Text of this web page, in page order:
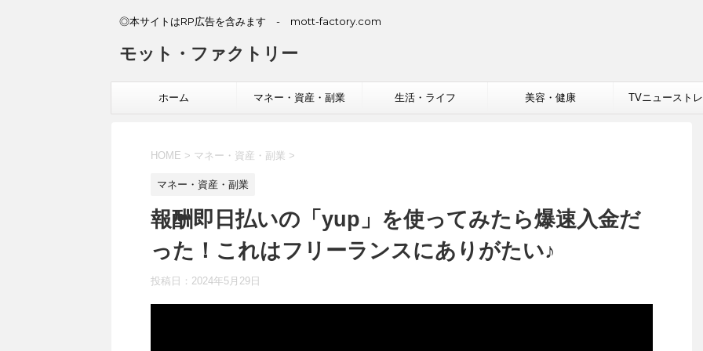
◎本サイトはRP広告を含みます - mott-factory.com
モット・ファクトリー
ホーム マネー・資産・副業 生活・ライフ 美容・健康 TVニュースト
HOME > マネー・資産・副業 >
マネー・資産・副業
報酬即日払いの「yup」を使ってみたら爆速入金だ
った！これはフリーランスにありがたい♪
投稿日： 2024年5月29日